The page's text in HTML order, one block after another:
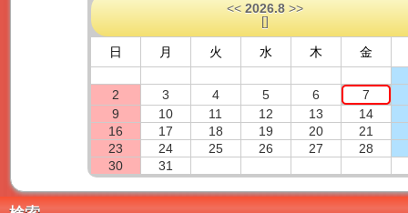
<< 2026.8 >>
[]
日 月 火 水 木 金
2 3 4 5 6
7
9
10 11 12 13
14
16
17 18 19 20
21
23
24 25 26 27
28
30
31